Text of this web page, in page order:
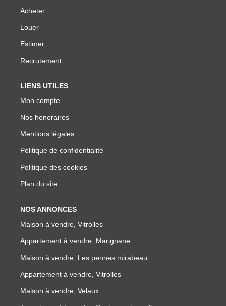
Acheter
Louer
Estimer
Recrutement
LIENS UTILES
Mon compte
Nos honoraires
Mentions légales
Politique de confidentialité
Politique des cookies
Plan du site
NOS ANNONCES
Maison à vendre, Vitrolles
Appartement à vendre, Marignane
Maison à vendre, Les pennes mirabeau
Appartement à vendre, Vitrolles
Maison à vendre, Velaux